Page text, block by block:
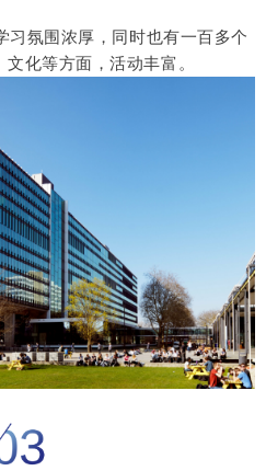
习氛围浓厚，同时也有一百多个
化等方面，活动丰富。